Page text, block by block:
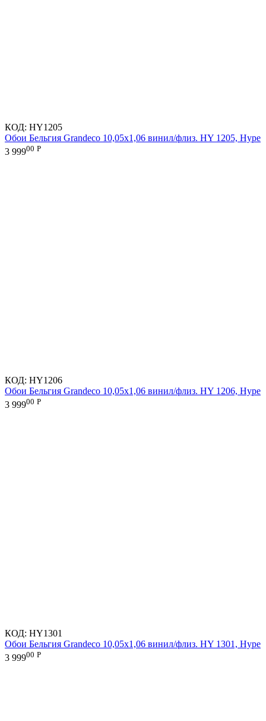
КОД: HY1205
Обои Бельгия Grandeco 10,05х1,06 винил/флиз. HY 1205, Hype
3 99900 Р
КОД: HY1206
Обои Бельгия Grandeco 10,05х1,06 винил/флиз. HY 1206, Hype
3 99900 Р
КОД: HY1301
Обои Бельгия Grandeco 10,05х1,06 винил/флиз. HY 1301, Hype
3 99900 Р